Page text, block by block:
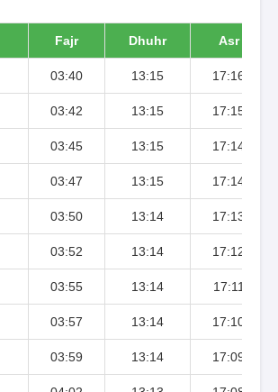
Fajr Dhuhr Asr
03:40 13:15 17:16
03:42 13:15 17:15
03:45 13:15 17:14
03:47 13:15 17:14
03:50 13:14 17:13
03:52 13:14 17:12
03:55 13:14 17:11
03:57 13:14 17:10
03:59 13:14 17:09